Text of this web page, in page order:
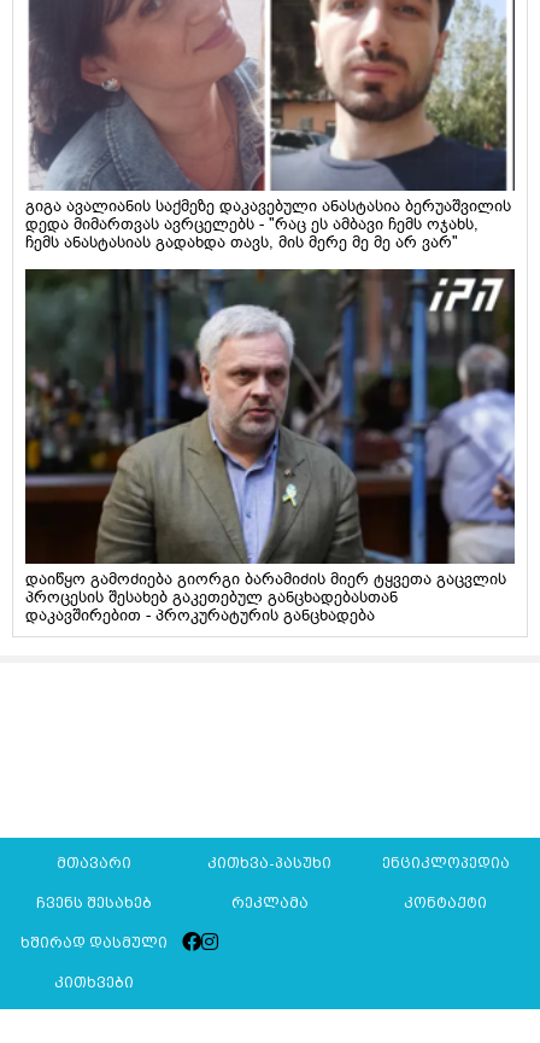
გიგა ავალიანის საქმეზე დაკავებული ანასტასია ბერუაშვილის
დედა მიმართვას ავრცელებს - "რაც ეს ამბავი ჩემს ოჯახს,
ჩემს ანასტასიას გადახდა თავს, მის მერე მე მე არ ვარ"
დაიწყო გამოძიება გიორგი ბარამიძის მიერ ტყვეთა გაცვლის
პროცესის შესახებ გაკეთებულ განცხადებასთან
დაკავშირებით - პროკურატურის განცხადება
მთავარი კითხვა-პასუხი ენციკლოპედია
ჩვენს შესახებ რეკლამა კონტაქტი
ხშირად დასმული
კითხვები